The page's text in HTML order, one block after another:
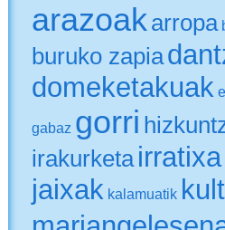
arazoakarropa
buruko zapia
domeketakuak
gabaz gorri
irakurketa irratixa
jaixak kalamuatik